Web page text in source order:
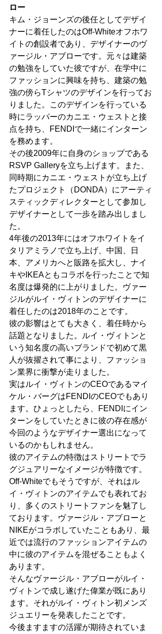
ロー
キム・ジョーンズの後任としてデザイ
ナーに着任したのはOff-Whiteオフホワ
イトの創設者であり、デザイナーのヴ
ァージル・アブローです。元々は建築
の勉強をしていた彼ですが、在学中に
ファッションに興味を持ち、建築の勉
強の傍らTシャツのデザインを行ってお
りました。このデザインを行っている
時にラッパーのカニエ・ウェストと接
点を持ち、FENDIで一緒にインターン
を務めます。
その後2009年に自身のショップである
RSVP Galleryを立ち上げます。また、
同時期にカニエ・ウェストが立ち上げ
たプロジェクト（DONDA）にアーティ
スティックディレクターとして参加し
デザイナーとして一歩を踏み出しまし
た。
4年後の2013年にはオフホワイトをイ
タリアミラノで立ち上げ、中国、日
本、アメリカへと販路を拡大し、ナイ
キやIKEAともコラボを行ったことで知
名度は爆発的に上がりました。ヴァー
ジルがルイ・ヴィトンのデザイナーに
着任したのは2018年のことです。
彼の影響はとても大きく、着任時から
話題となりました。ルイ・ヴィトンと
いう知名度の高いブランドで初めて黒
人が抜擢されて事により、ファッショ
ン業界に衝撃が走りました。
実はルイ・ヴィトンのCEOであるマイ
ケル・バーグはFENDIのCEOでもあり
ます。ひょっとしたら、FENDIにイン
ターンをしていたときに彼の存在感が
今回のようなデザイナー選出になって
いるのかもしれません。
彼のアイテムの特徴はストリートでラ
グジュアリーなイメージが特徴です。
Off-Whiteでもそうですが、それはル
イ・ヴィトンのアイテムでも表れてお
り、多くのストリートファンを魅了し
ております。ヴァージル・アブローと
NIKEがコラボしていたこともあり、最
近では流行のファッションアイテムの
中に彼のアイテムを混ぜることもよく
あります。
そんなヴァージル・アブローがルイ・
ヴィトンで成し遂げた偉業が既にあり
ます。それがルイ・ヴィトン初メンズ
ジュエリーを発表したことです。
今後ますますの活躍が期待されていま